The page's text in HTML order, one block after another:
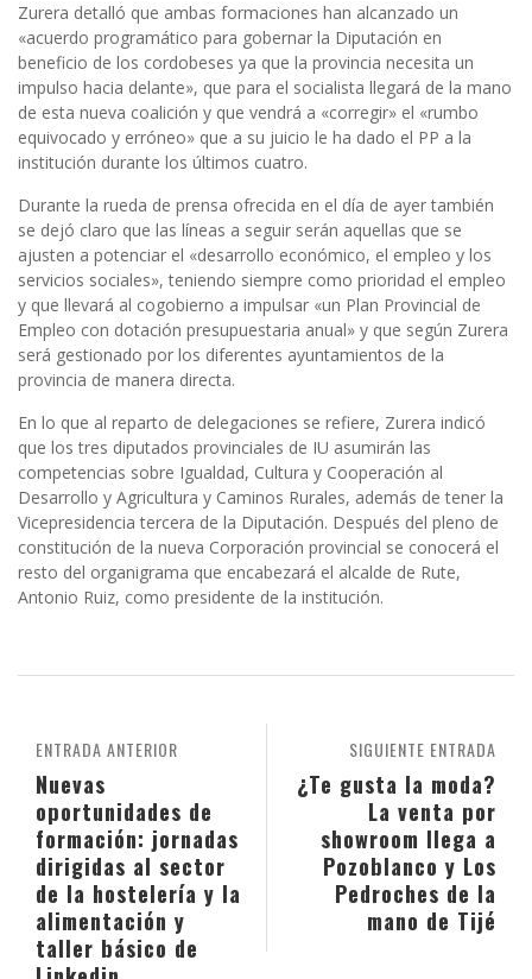
Zurera detalló que ambas formaciones han alcanzado un
«acuerdo programático para gobernar la Diputación en
beneficio de los cordobeses ya que la provincia necesita un
impulso hacia delante», que para el socialista llegará de la mano
de esta nueva coalición y que vendrá a «corregir» el «rumbo
equivocado y erróneo» que a su juicio le ha dado el PP a la
institución durante los últimos cuatro.
Durante la rueda de prensa ofrecida en el día de ayer también
se dejó claro que las líneas a seguir serán aquellas que se
ajusten a potenciar el «desarrollo económico, el empleo y los
servicios sociales», teniendo siempre como prioridad el empleo
y que llevará al cogobierno a impulsar «un Plan Provincial de
Empleo con dotación presupuestaria anual» y que según Zurera
será gestionado por los diferentes ayuntamientos de la
provincia de manera directa.
En lo que al reparto de delegaciones se refiere, Zurera indicó
que los tres diputados provinciales de IU asumirán las
competencias sobre Igualdad, Cultura y Cooperación al
Desarrollo y Agricultura y Caminos Rurales, además de tener la
Vicepresidencia tercera de la Diputación. Después del pleno de
constitución de la nueva Corporación provincial se conocerá el
resto del organigrama que encabezará el alcalde de Rute,
Antonio Ruiz, como presidente de la institución.
SIGUIENTE ENTRADA
¿Te gusta la moda?
La venta por
showroom llega a
Pozoblanco y Los
Pedroches de la
mano de Tijé
ENTRADA ANTERIOR
Nuevas
oportunidades de
formación: jornadas
dirigidas al sector
de la hostelería y la
alimentación y
taller básico de